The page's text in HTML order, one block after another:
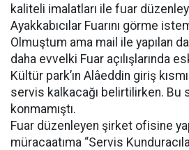
kaliteli imalatları ile fuar
Ayakkabıcılar Fuarını görme
Olmuştum ama mail ile yapılan
daha evvelki Fuar açılışlarında
Kültür park’ın Alâeddin giriş
servis kalkacağı belirtilirken. Bu
konmamıştı.
Fuar düzenleyen şirket ofisine
müracaatıma “Servis